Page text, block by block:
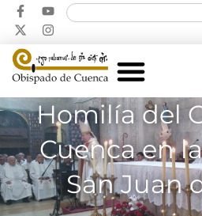
Homilía del
Cuenca en
San Juan